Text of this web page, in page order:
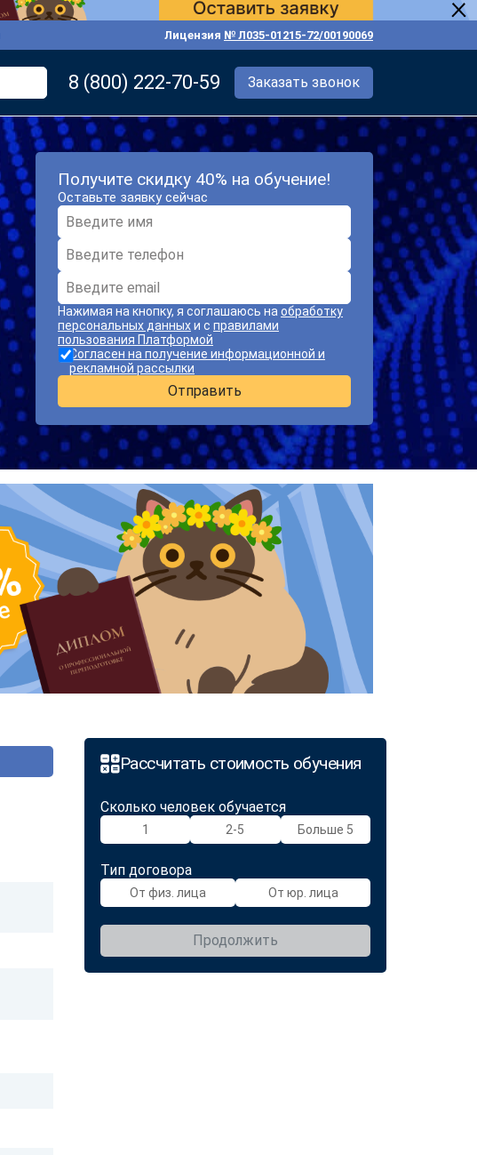
Лицензия № Л035-01215-72/00190069
8 (800) 222-70-59 Заказать звонок
Получите скидку 40% на обучение!
Оставьте заявку сейчас
Нажимая на кнопку, я соглашаюсь на обработку
персональных данныхи с правилами
пользования Платформой
Согласен на получение информационной и
рекламной рассылки
Отправить
Рассчитать стоимость обучения
Сколько человек обучается
1 2-5 Больше 5
Тип договора
От физ. лица От юр. лица
Продолжить